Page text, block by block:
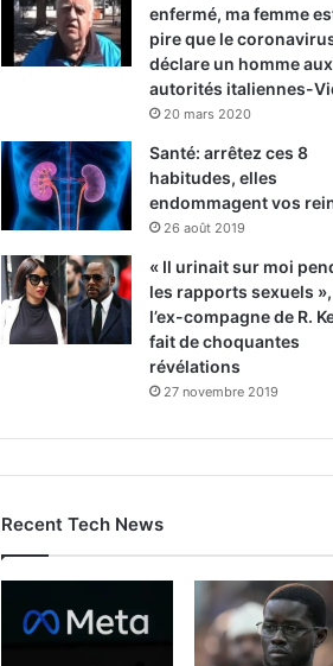
enfermé, ma femme
pire que le
déclare un homme aux
autorités italiennes-
20 mars 2020
Santé: arrêtez ces 8
habitudes, elles
endommagent vos
26 août 2019
« Il urinait sur moi
les rapports sexuels »,
l’ex-compagne de R.
fait de choquantes
révélations
27 novembre 2019
Recent Tech News